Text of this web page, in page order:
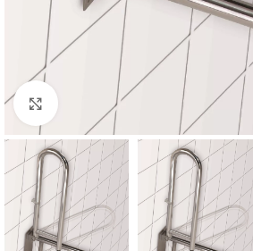
Click to enlarge